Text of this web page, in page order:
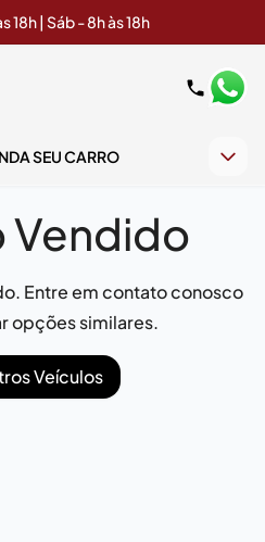
18h | Sáb - 8h às 18h
SEU CARRO
Vendido
Entre em contato conosco
opções similares.
Veículos